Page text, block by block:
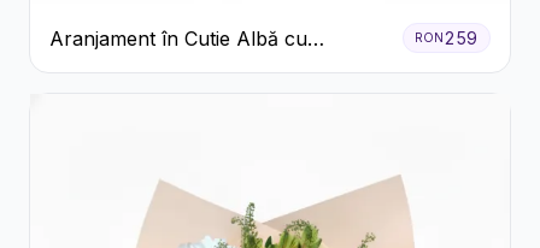
Aranjament în Cutie Albă cu
Trandafiri Roșii și Lisianthus
RON 259